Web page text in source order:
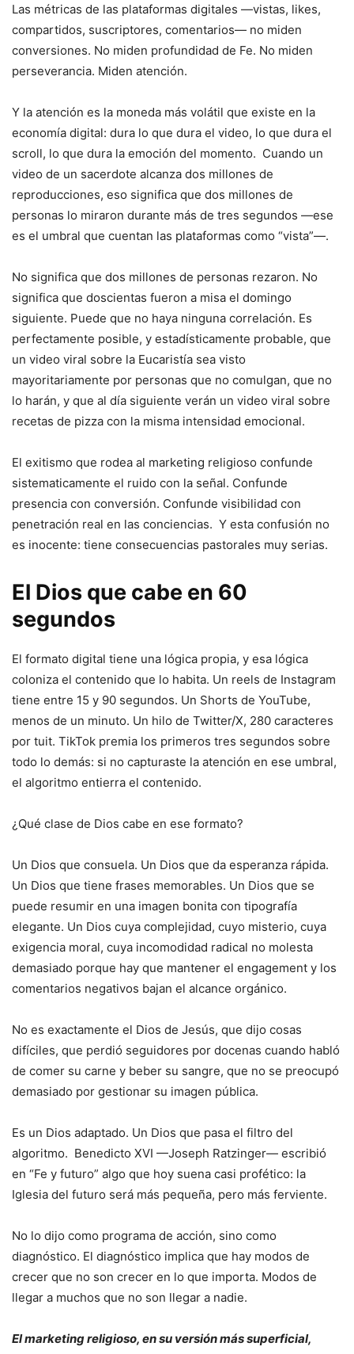
Las métricas de las plataformas digitales —vistas, likes,
compartidos, suscriptores, comentarios— no miden
conversiones. No miden profundidad de Fe. No miden
perseverancia. Miden atención.
Y la atención es la moneda más volátil que existe en la
economía digital: dura lo que dura el video, lo que dura el
scroll, lo que dura la emoción del momento. Cuando un
video de un sacerdote alcanza dos millones de
reproducciones, eso significa que dos millones de
personas lo miraron durante más de tres segundos —ese
es el umbral que cuentan las plataformas como “vista”—.
No significa que dos millones de personas rezaron. No
significa que doscientas fueron a misa el domingo
siguiente. Puede que no haya ninguna correlación. Es
perfectamente posible, y estadísticamente probable, que
un video viral sobre la Eucaristía sea visto
mayoritariamente por personas que no comulgan, que no
lo harán, y que al día siguiente verán un video viral sobre
recetas de pizza con la misma intensidad emocional.
El exitismo que rodea al marketing religioso confunde
sistematicamente el ruido con la señal. Confunde
presencia con conversión. Confunde visibilidad con
penetración real en las conciencias. Y esta confusión no
es inocente: tiene consecuencias pastorales muy serias.
El Dios que cabe en 60
segundos
El formato digital tiene una lógica propia, y esa lógica
coloniza el contenido que lo habita. Un reels de Instagram
tiene entre 15 y 90 segundos. Un Shorts de YouTube,
menos de un minuto. Un hilo de Twitter/X, 280 caracteres
por tuit. TikTok premia los primeros tres segundos sobre
todo lo demás: si no capturaste la atención en ese umbral,
el algoritmo entierra el contenido.
¿Qué clase de Dios cabe en ese formato?
Un Dios que consuela. Un Dios que da esperanza rápida.
Un Dios que tiene frases memorables. Un Dios que se
puede resumir en una imagen bonita con tipografía
elegante. Un Dios cuya complejidad, cuyo misterio, cuya
exigencia moral, cuya incomodidad radical no molesta
demasiado porque hay que mantener el engagement y los
comentarios negativos bajan el alcance orgánico.
No es exactamente el Dios de Jesús, que dijo cosas
difíciles, que perdió seguidores por docenas cuando habló
de comer su carne y beber su sangre, que no se preocupó
demasiado por gestionar su imagen pública.
Es un Dios adaptado. Un Dios que pasa el filtro del
algoritmo. Benedicto XVI —Joseph Ratzinger— escribió
en “Fe y futuro” algo que hoy suena casi profético: la
Iglesia del futuro será más pequeña, pero más ferviente.
No lo dijo como programa de acción, sino como
diagnóstico. El diagnóstico implica que hay modos de
crecer que no son crecer en lo que importa. Modos de
llegar a muchos que no son llegar a nadie.
El marketing religioso, en su versión más superficial,